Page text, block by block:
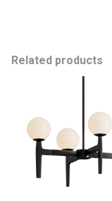
Related products